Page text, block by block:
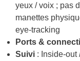
yeux / voix ; pas
manettes
eye-tracking
Ports &
Suivi : Inside-out